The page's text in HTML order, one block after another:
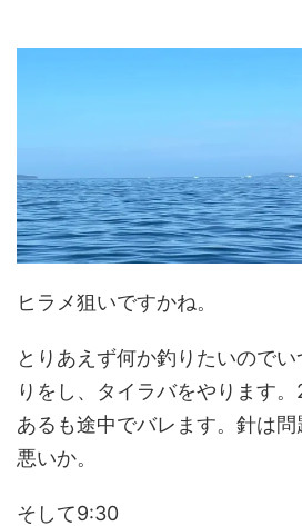
ヒラメ狙いですかね。
とりあえず何か釣りたいので
りをし、タイラバをやります
あるも途中でバレます。針は
悪いか。
そして9:30